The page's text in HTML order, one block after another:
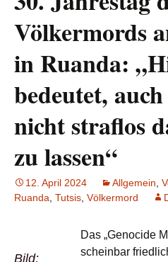
Völkermords
in Ruanda:
bedeutet,
nicht straflos
zu lassen“
12. April 2024 Allgemein
Ruanda Tutsis Völkermord
Bild:
Das „Genocide
scheinbar